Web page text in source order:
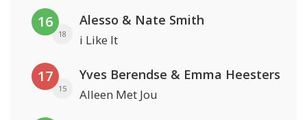
16
18
Alesso & Nate Smith
i Like It
17
15
Yves Berendse & Emma Heesters
Alleen Met Jou